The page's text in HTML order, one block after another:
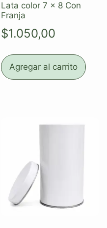
Lata color 7 x 8 Con
Franja
$1.050,00
Agregar al carrito